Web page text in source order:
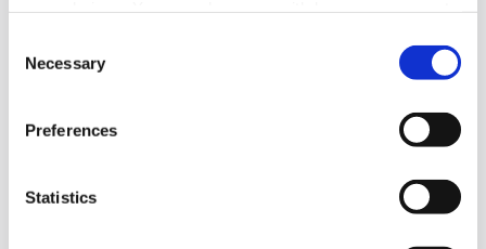
the Privacy trigger icon.
Find out more about how your personal data is processed
and set your preferences in the
We use cookies to personalise content and ads, to
provide social media features and to analyse our traffic.
Selection
Necessary
Preferences
Statistics
2025-09-08, 05:56
Efter tio år slutar vårdföretaget Attendos pa-